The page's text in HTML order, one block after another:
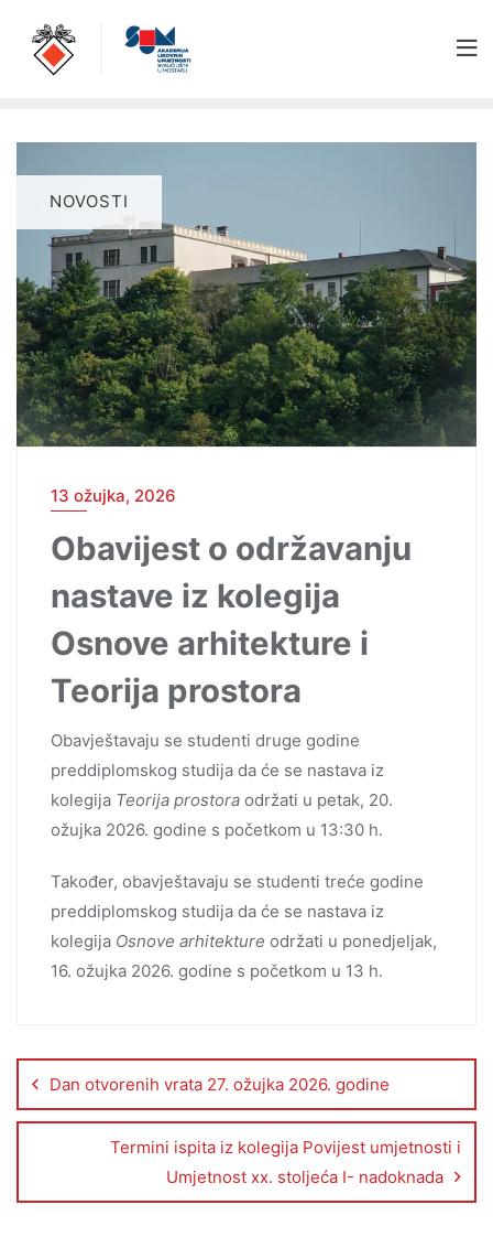
NOVOSTI
13 ožujka, 2026
Obavijest o održavanju
nastave iz kolegija
Osnove arhitekture i
Teorija prostora
Obavještavaju se studenti druge godine
preddiplomskog studija da će se nastava iz
kolegija Teorija prostora održati u petak, 20.
ožujka 2026. godine s početkom u 13:30 h.
Također, obavještavaju se studenti treće godine
preddiplomskog studija da će se nastava iz
kolegija Osnove arhitekture održati u ponedjeljak,
16. ožujka 2026. godine s početkom u 13 h.
Dan otvorenih vrata 27. ožujka 2026. godine
Termini ispita iz kolegija Povijest umjetnosti i
Umjetnost xx. stoljeća I- nadoknada